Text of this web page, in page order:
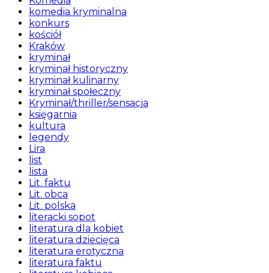
komedia kryminalna
konkurs
kościół
Kraków
kryminał
kryminał historyczny
kryminał kulinarny
kryminał społeczny
Kryminał/thriller/sensacja
księgarnia
kultura
legendy
Lira
list
lista
Lit. faktu
Lit. obca
Lit. polska
literacki sopot
literatura dla kobiet
literatura dziecięca
literatura erotyczna
literatura faktu